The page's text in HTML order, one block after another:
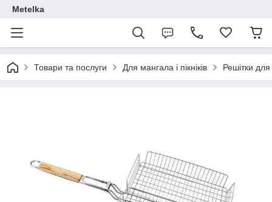
Metelka
Товари та послуги Для мангала і пікніків Решітки